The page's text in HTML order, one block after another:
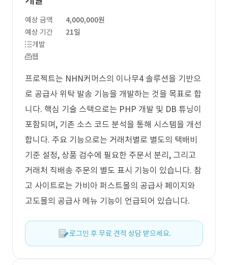
예상 금액
4,000,000원
예상 기간
21일
개발
웹
프로젝트는 NHN커머스의 이나무4 솔루션을 기반으
로 공급사 위탁 발송 기능을 개발하는 것을 목표로 합
니다. 핵심 기술 스택으로는 PHP 개발 및 DB 튜닝이
포함되며, 기존 소스 코드 분석을 통해 시스템을 개선
합니다. 주요 기능으로는 거래처별로 별도의 택배비
기준 설정, 상품 검수에 필요한 주문서 분리, 그리고
거래처 직배송 주문의 별도 표시 기능이 있습니다. 참
고 사이트로는 가비아 퍼스트몰의 공급사 페이지와
고도몰의 공급사 메뉴 기능이 언급되어 있습니다.
로그인 후 무료 견적 상담 받으세요.